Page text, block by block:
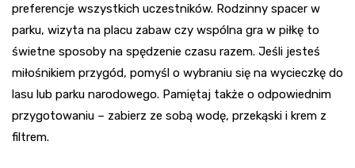
preferencje wszystkich uczestników. Rodzinny spacer w
parku, wizyta na placu zabaw czy wspólna gra w piłkę to
świetne sposoby na spędzenie czasu razem. Jeśli jesteś
miłośnikiem przygód, pomyśl o wybraniu się na wycieczkę do
lasu lub parku narodowego. Pamiętaj także o odpowiednim
przygotowaniu – zabierz ze sobą wodę, przekąski i krem z
filtrem.